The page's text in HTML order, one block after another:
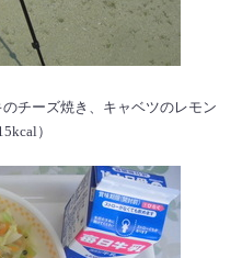
チーズ焼き、キャベツのレモン
）